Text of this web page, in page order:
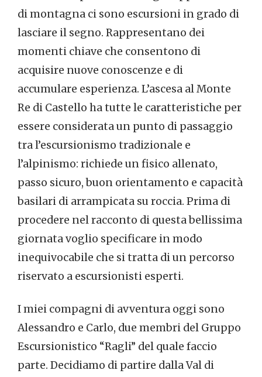
di montagna ci sono escursioni in grado di
lasciare il segno. Rappresentano dei
momenti chiave che consentono di
acquisire nuove conoscenze e di
accumulare esperienza. L’ascesa al Monte
Re di Castello ha tutte le caratteristiche per
essere considerata un punto di passaggio
tra l’escursionismo tradizionale e
l’alpinismo: richiede un fisico allenato,
passo sicuro, buon orientamento e capacità
basilari di arrampicata su roccia. Prima di
procedere nel racconto di questa bellissima
giornata voglio specificare in modo
inequivocabile che si tratta di un percorso
riservato a escursionisti esperti.
I miei compagni di avventura oggi sono
Alessandro e Carlo, due membri del Gruppo
Escursionistico “Ragli” del quale faccio
parte. Decidiamo di partire dalla Val di